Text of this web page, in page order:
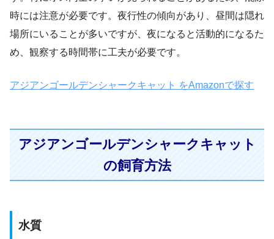
時には注意が必要です。夜行性の傾向があり、昼間は隠れ
場所にいることが多いですが、夜になると活動的になるた
め、観察する時間帯に工夫が必要です。
アジアンゴールデンシャークキャット をAmazonで探す
アジアンゴールデンシャークキャット
の飼育方法
水質